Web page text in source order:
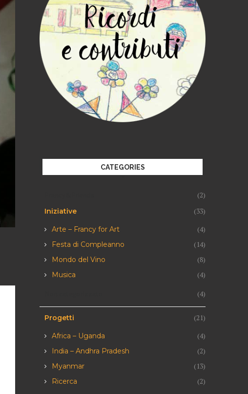
CATEGORIES
(2)
Iniziative (33)
Arte – Francy for Art (4)
Festa di Compleanno (14)
Mondo del Vino (8)
Musica (4)
(4)
Progetti (21)
Africa – Uganda (4)
India – Andhra Pradesh (2)
Myanmar (13)
Ricerca (2)